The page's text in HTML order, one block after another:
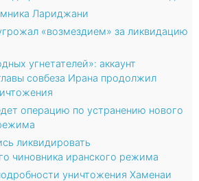
Лариджани
«возмездием» за ликвидацию
угнетателей»: аккаунт
совбеза Ирана продолжил
операцию по устранению нового
ликвидировать
чиновника иранского режима
уничтожения Хаменаи